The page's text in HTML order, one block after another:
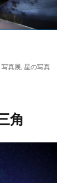
真展,星の写真
角